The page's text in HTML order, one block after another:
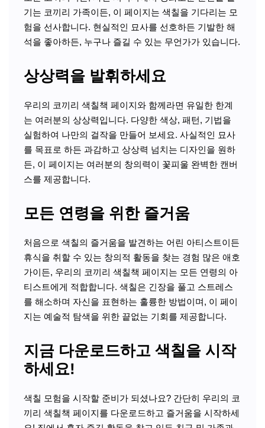
기는 코끼리 가족이든, 이 페이지는 색칠을 기다리는 모
험을 선사합니다. 현실적인 묘사를 선호하든 기발한 해
석을 좋아하든, 누구나 즐길 수 있는 무언가가 있습니다.
상상력을 발휘하세요
우리의 코끼리 색칠책 페이지와 함께라면 유일한 한계
는 여러분의 상상력입니다. 다양한 색상, 패턴, 기법을
실험하여 나만의 걸작을 만들어 보세요. 사실적인 묘사
를 목표로 하든 과감하고 상상력 넘치는 디자인을 원하
든, 이 페이지는 여러분의 창의력이 꽃피울 완벽한 캔버
스를 제공합니다.
모든 연령을 위한 즐거움
처음으로 색칠의 즐거움을 발견하는 어린 아티스트이든
휴식을 취할 수 있는 창의적 활동을 찾는 경험 많은 애호
가이든, 우리의 코끼리 색칠책 페이지는 모든 연령의 아
티스트에게 적합합니다. 색칠은 긴장을 풀고 스트레스
를 해소하며 자신을 표현하는 훌륭한 방법이며, 이 페이
지는 예술적 탐색을 위한 끝없는 기회를 제공합니다.
지금 다운로드하고 색칠을 시작
하세요!
색칠 모험을 시작할 준비가 되셨나요? 간단히 우리의 코
끼리 색칠책 페이지를 다운로드하고 즐거움을 시작하세